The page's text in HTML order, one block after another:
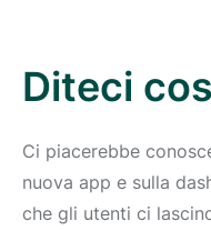
Diteci
Ci piacerebbe
nuova app e sulla
che gli utenti ci